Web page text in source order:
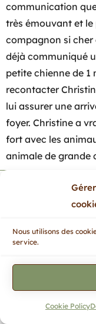
Nous utilisons des
service.
Cookie Policy
communication
très émouvant et
compagnon si
déjà communiqué
petite chienne de 1
recontacter
lui assurer une
foyer. Christine a
fort avec les
animale de grande